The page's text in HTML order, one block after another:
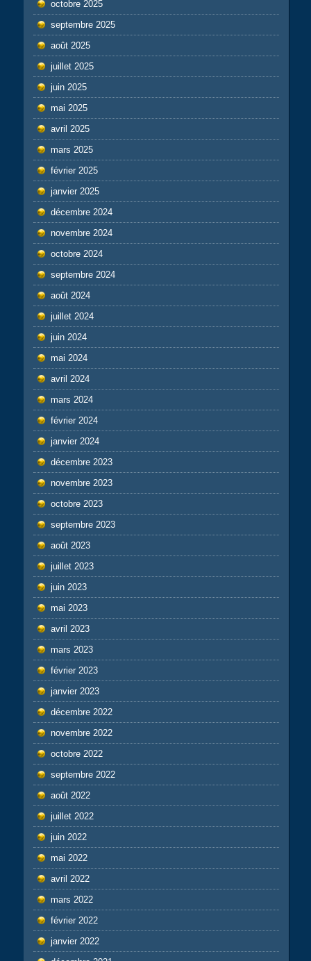
octobre 2025
septembre 2025
août 2025
juillet 2025
juin 2025
mai 2025
avril 2025
mars 2025
février 2025
janvier 2025
décembre 2024
novembre 2024
octobre 2024
septembre 2024
août 2024
juillet 2024
juin 2024
mai 2024
avril 2024
mars 2024
février 2024
janvier 2024
décembre 2023
novembre 2023
octobre 2023
septembre 2023
août 2023
juillet 2023
juin 2023
mai 2023
avril 2023
mars 2023
février 2023
janvier 2023
décembre 2022
novembre 2022
octobre 2022
septembre 2022
août 2022
juillet 2022
juin 2022
mai 2022
avril 2022
mars 2022
février 2022
janvier 2022